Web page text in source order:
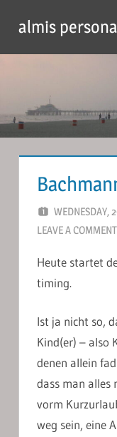
content
almis
WEDNESDAY,
LEAVE A COMMENT
Heute startet
timing.
Ist ja nicht so,
Kind(er) – also
denen allein
dass man alles
vorm
weg sein, eine